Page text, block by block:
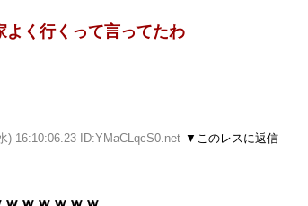
よく行くって言ってたわ
) 16:10:06.23 ID:YMaCLqcS0.net ▼このレスに返信